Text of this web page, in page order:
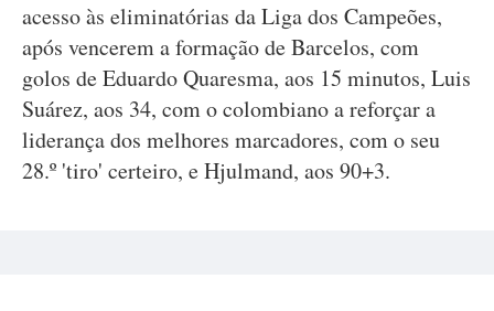
acesso às eliminatórias da Liga dos Campeões,
após vencerem a formação de Barcelos, com
golos de Eduardo Quaresma, aos 15 minutos, Luis
Suárez, aos 34, com o colombiano a reforçar a
liderança dos melhores marcadores, com o seu
28.º 'tiro' certeiro, e Hjulmand, aos 90+3.